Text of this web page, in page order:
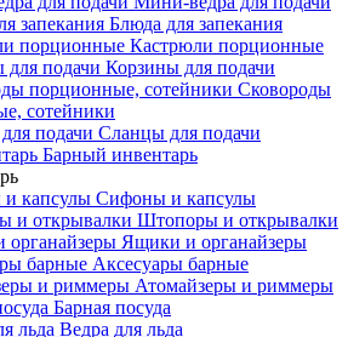
Блюда для запекания
Кастрюли порционные
Корзины для подачи
Сковороды
сотейники
Сланцы для подачи
Барный инвентарь
Сифоны и капсулы
Штопоры и открывалки
Ящики и органайзеры
Аксесуары барные
Атомайзеры и риммеры
Барная посуда
Ведра для льда